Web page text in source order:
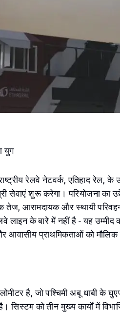
युग
रेलवे नेटवर्क, एतिहाद रेल, के
सेवाएं शुरू करेगा। परियोजना का
तेज, आरामदायक और स्थायी
के बारे में नहीं है - यह उम्मीद
आवासीय प्राथमिकताओं को
है, जो पश्चिमी अबू धाबी के
को तीन मुख्य कार्यों में